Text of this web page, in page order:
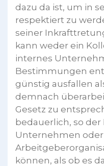
dazu da ist, um in
respektiert zu
seiner
kann weder ein
internes
Bestimmungen
günstig ausfallen
demnach
Gesetz zu
bedauerlich, so der
Unternehmen oder
können, als ob es